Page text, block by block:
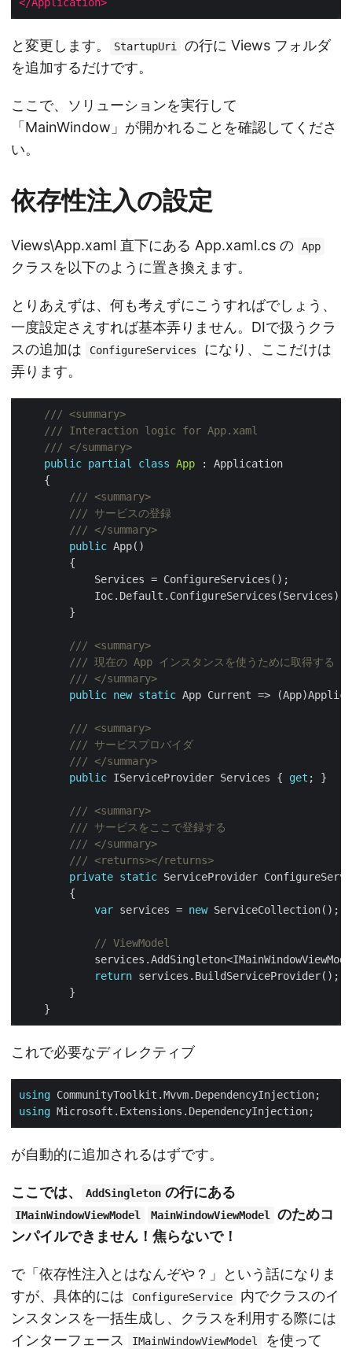
と変更します。 StartupUri
の行に Views フォルダ
を追加するだけです。
ここで、ソリューションを実行して
「MainWindow」が開かれることを確認してくださ
い。
依存性注入の設定
Views\App.xaml 直下にある App.xaml.cs の App
クラスを以下のように置き換えます。
とりあえずは、何も考えずにこうすればでしょう、
一度設定さえすれば基本弄りません。DIで扱うクラ
スの追加は
ConfigureServices
になり、ここだけは
弄ります。
/// <summary>
/// Interaction logic for App.xaml
/// </summary>
public partial class App
/// <summary>
/// サービスの登録
/// </summary>
public
/// <summary>
/// 現在の App インスタンスを使うために取得する
/// </summary>
public new static
/// <summary>
/// サービスプロバイダ
/// </summary>
public IServiceProvider Services { get
/// <summary>
/// サービスをここで登録する
/// </summary>
/// <returns></returns>
private static
var services = new
// ViewModel
return
これで必要なディレクティブ
using
using
が自動的に追加されるはずです。
ここでは、 AddSingleton の行にある
IMainWindowViewModel MainWindowViewModel
のためコ
ンパイルできません！焦らないで！
で「依存性注入とはなんぞや？」という話になりま
すが、具体的には
ConfigureService
内でクラスのイ
ンスタンスを一括生成し、クラスを利用する際には
インターフェース
IMainWindowViewModel
を使って